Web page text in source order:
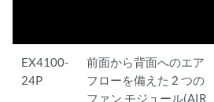
EX4100-
24P
前面から背面へのエア
フローを備えた 2 つの
ファン モジュール(AIR